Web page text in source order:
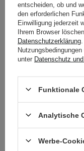
ELROEL - No
Fixing
Mattierender
Lose - 7,7g
entscheiden, ob und
den erforderlichen
Einwilligung jederzeit
Ihrem Browser
Datenschutzerklärung
unter Datenschutz
Funktionale
Analytische
Werbe-